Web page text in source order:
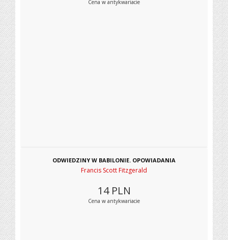
Cena w antykwariacie
ODWIEDZINY W BABILONIE. OPOWIADANIA
Francis Scott Fitzgerald
14 PLN
Cena w antykwariacie